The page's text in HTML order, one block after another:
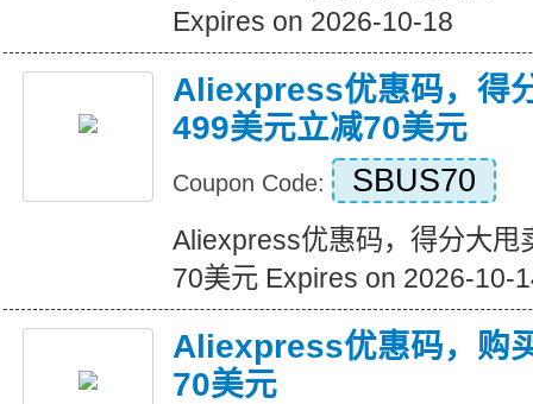
Expires on 2026-10-18
Aliexpress优惠码，得
499美元立减70美元
Coupon Code: SBUS70
Aliexpress优惠码，得分大甩
70美元 Expires on 2026-10-
Aliexpress优惠码，购
70美元